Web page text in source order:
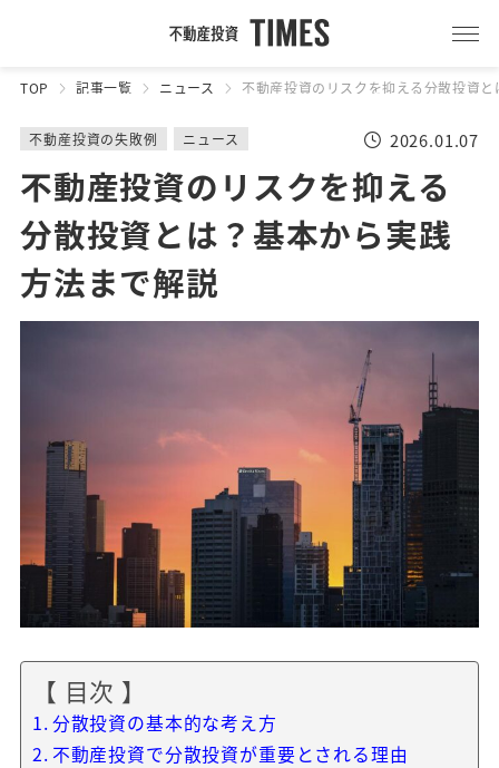
TOP 記事一覧 ニュース 不動産投資のリスクを抑える分散投資
不動産投資の失敗例 ニュース 2026.01.07
不動産投資のリスクを抑える
分散投資とは？基本から実践
方法まで解説
【 目次 】
分散投資の基本的な考え方
不動産投資で分散投資が重要とされる理由